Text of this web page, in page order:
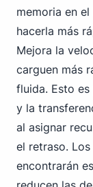
memoria en
hacerla más
Mejora la
carguen más
fluida. Esto es
y la
al asignar
el retraso.
encontrarán